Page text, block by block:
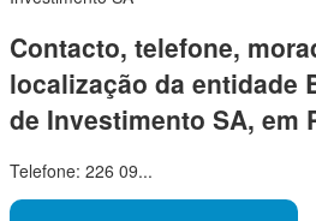
Contacto, telefone,
localização da entidade
de Investimento SA, em
Telefone: 226 09...